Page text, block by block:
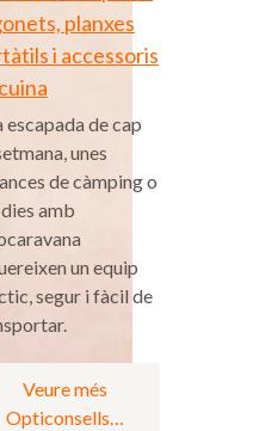
planxes
i accessoris
escapada de cap
unes
de càmping o
amb
un equip
segur i fàcil de
Veure més
Opticonsells…